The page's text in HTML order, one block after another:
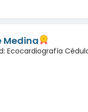
Medina
Ecocardiografía